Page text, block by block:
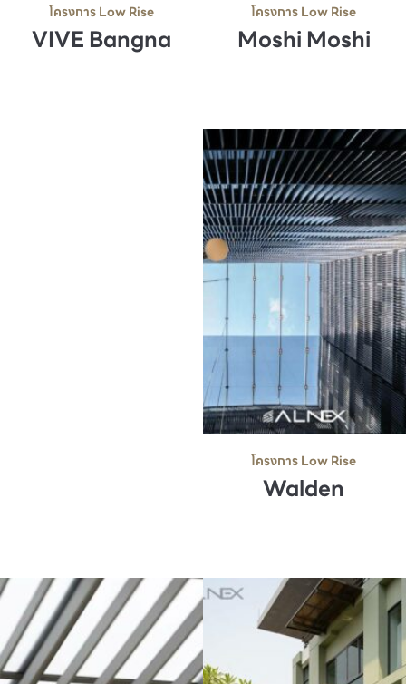
โครงการ Low Rise
VIVE Bangna
โครงการ Low Rise
Moshi Moshi
โครงการ Low Rise
Walden